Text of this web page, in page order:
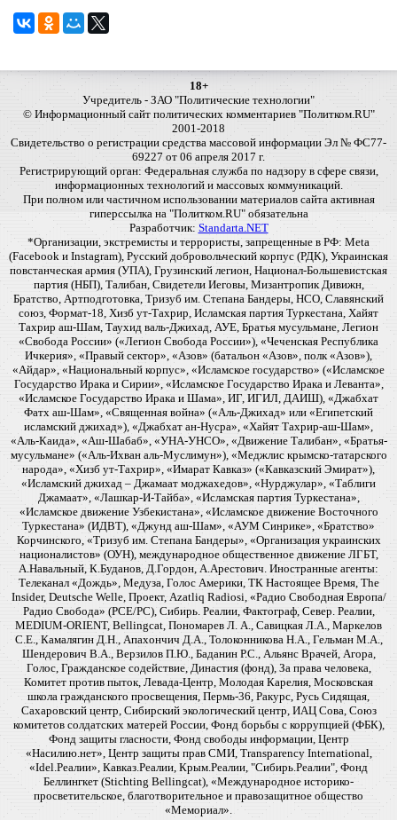
18+
Учредитель - ЗАО "Политические технологии"
© Информационный сайт политических комментариев "Политком.RU"
2001-2018
Свидетельство о регистрации средства массовой информации Эл № ФС77-
69227 от 06 апреля 2017 г.
Регистрирующий орган: Федеральная служба по надзору в сфере связи,
информационных технологий и массовых коммуникаций.
При полном или частичном использовании материалов сайта активная
гиперссылка на "Политком.RU" обязательна
Разработчик: Standarta.NET
*Организации, экстремисты и террористы, запрещенные в РФ: Meta
(Facebook и Instagram), Русский добровольческий корпус (РДК), Украинская
повстанческая армия (УПА), Грузинский легион, Национал-Большевистская
партия (НБП), Талибан, Свидетели Иеговы, Мизантропик Дивижн,
Братство, Артподготовка, Тризуб им. Степана Бандеры, НСО, Славянский
союз, Формат-18, Хизб ут-Тахрир, Исламская партия Туркестана, Хайят
Тахрир аш-Шам, Таухид валь-Джихад, АУЕ, Братья мусульмане, Легион
«Свобода России» («Легион Свобода России»), «Чеченская Республика
Ичкерия», «Правый сектор», «Азов» (батальон «Азов», полк «Азов»),
«Айдар», «Национальный корпус», «Исламское государство» («Исламское
Государство Ирака и Сирии», «Исламское Государство Ирака и Леванта»,
«Исламское Государство Ирака и Шама», ИГ, ИГИЛ, ДАИШ), «Джабхат
Фатх аш-Шам», «Священная война» («Аль-Джихад» или «Египетский
исламский джихад»), «Джабхат ан-Нусра», «Хайят Тахрир-аш-Шам»,
«Аль-Каида», «Аш-Шабаб», «УНА-УНСО», «Движение Талибан», «Братья-
мусульмане» («Аль-Ихван аль-Муслимун»), «Меджлис крымско-татарского
народа», «Хизб ут-Тахрир», «Имарат Кавказ» («Кавказский Эмират»),
«Исламский джихад – Джамаат моджахедов», «Нурджулар», «Таблиги
Джамаат», «Лашкар-И-Тайба», «Исламская партия Туркестана»,
«Исламское движение Узбекистана», «Исламское движение Восточного
Туркестана» (ИДВТ), «Джунд аш-Шам», «АУМ Синрике», «Братство»
Корчинского, «Тризуб им. Степана Бандеры», «Организация украинских
националистов» (ОУН), международное общественное движение ЛГБТ,
А.Навальный, К.Буданов, Д.Гордон, А.Арестович. Иностранные агенты:
Телеканал «Дождь», Медуза, Голос Америки, ТК Настоящее Время, The
Insider, Deutsche Welle, Проект, Azatliq Radiosi, «Радио Свободная Европа/
Радио Свобода» (PCE/PC), Сибирь. Реалии, Фактограф, Север. Реалии,
MEDIUM-ORIENT, Bellingcat, Пономарев Л. А., Савицкая Л.А., Маркелов
С.Е., Камалягин Д.Н., Апахончич Д.А., Толоконникова Н.А., Гельман М.А.,
Шендерович В.А., Верзилов П.Ю., Баданин Р.С., Альянс Врачей, Агора,
Голос, Гражданское содействие, Династия (фонд), За права человека,
Комитет против пыток, Левада-Центр, Молодая Карелия, Московская
школа гражданского просвещения, Пермь-36, Ракурс, Русь Сидящая,
Сахаровский центр, Сибирский экологический центр, ИАЦ Сова, Союз
комитетов солдатских матерей России, Фонд борьбы с коррупцией (ФБК),
Фонд защиты гласности, Фонд свободы информации, Центр
«Насилию.нет», Центр защиты прав СМИ, Transparency International,
«Idel.Реалии», Кавказ.Реалии, Крым.Реалии, "Сибирь.Реалии", Фонд
Беллингкет (Stichting Bellingcat), «Международное историко-
просветительское, благотворительное и правозащитное общество
«Мемориал».